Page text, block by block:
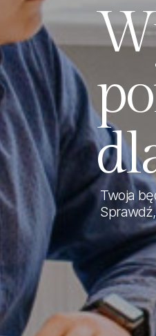
W
po
dl
Twoja